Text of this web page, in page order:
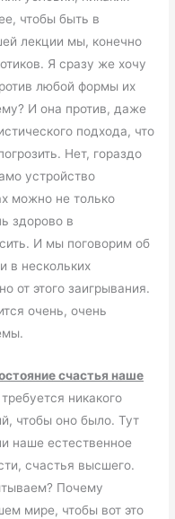
чтобы быть в
лекции мы, конечно
Я сразу же хочу
любой формы их
И она против, даже
подхода, что
Нет, гораздо
устройство
можно не только
здорово в
И мы поговорим об
в нескольких
от этого заигрывания.
очень, очень
счастья наше
никакого
чтобы оно было. Тут
наше естественное
счастья высшего.
Почему
мире, чтобы вот это